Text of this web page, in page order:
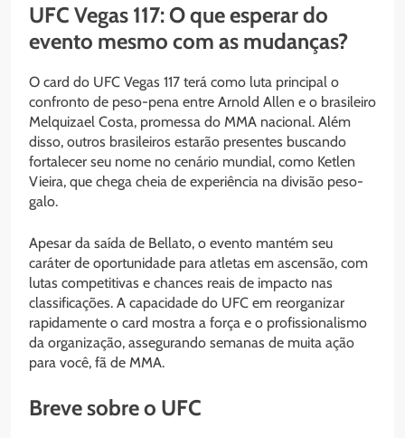
UFC Vegas 117: O que esperar do
evento mesmo com as mudanças?
O card do UFC Vegas 117 terá como luta principal o
confronto de peso-pena entre Arnold Allen e o brasileiro
Melquizael Costa, promessa do MMA nacional. Além
disso, outros brasileiros estarão presentes buscando
fortalecer seu nome no cenário mundial, como Ketlen
Vieira, que chega cheia de experiência na divisão peso-
galo.
Apesar da saída de Bellato, o evento mantém seu
caráter de oportunidade para atletas em ascensão, com
lutas competitivas e chances reais de impacto nas
classificações. A capacidade do UFC em reorganizar
rapidamente o card mostra a força e o profissionalismo
da organização, assegurando semanas de muita ação
para você, fã de MMA.
Breve sobre o UFC